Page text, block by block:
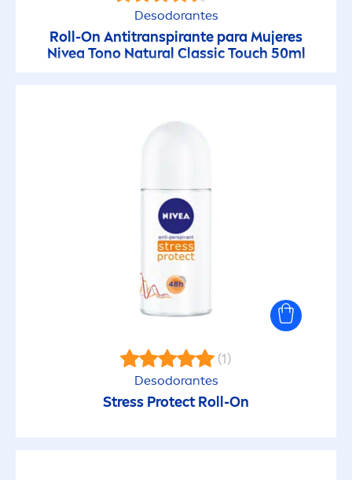
Desodorantes
Roll-On Antitranspirante para Mujeres
NiveaTono Natural Classic Touch 50ml
(1)
Desodorantes
Stress ProtectRoll-On